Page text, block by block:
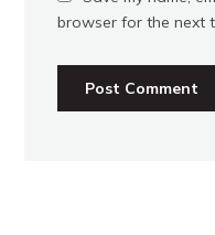
browser for the next